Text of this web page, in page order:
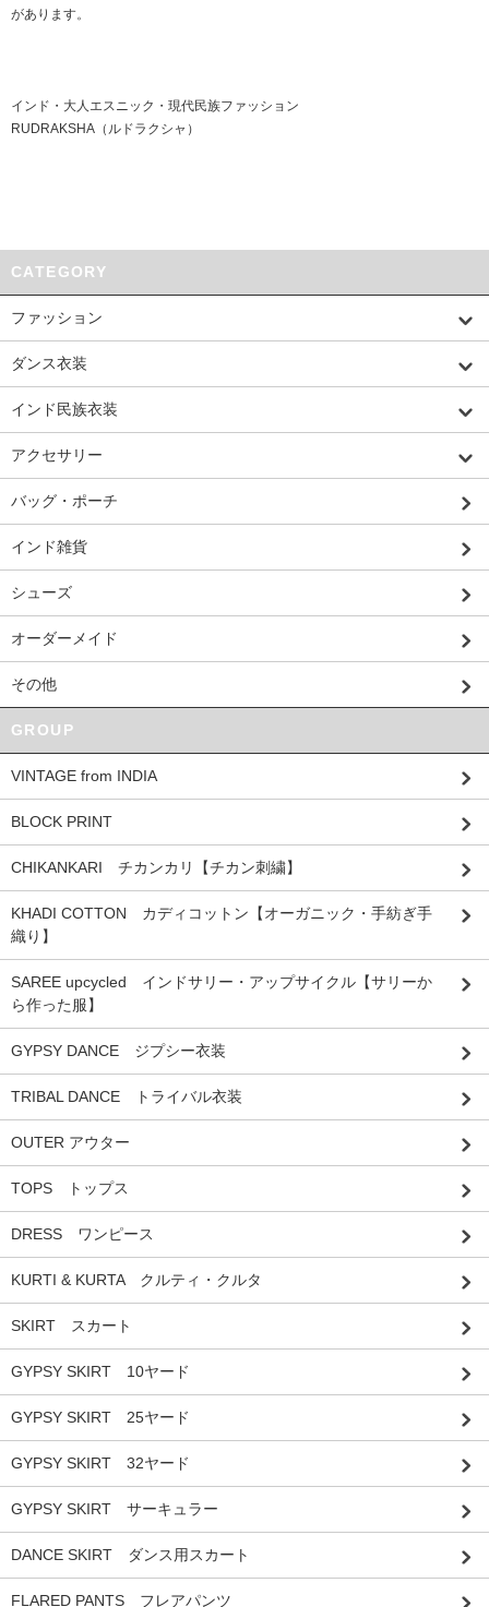
があります。
インド・大人エスニック・現代民族ファッション
RUDRAKSHA（ルドラクシャ）
CATEGORY
ファッション
ダンス衣装
インド民族衣装
アクセサリー
バッグ・ポーチ
インド雑貨
シューズ
オーダーメイド
その他
GROUP
VINTAGE from INDIA
BLOCK PRINT
CHIKANKARI チカンカリ【チカン刺繍】
KHADI COTTON カディコットン【オーガニック・手紡ぎ手
織り】
SAREE upcycled インドサリー・アップサイクル【サリーか
ら作った服】
GYPSY DANCE ジプシー衣装
TRIBAL DANCE トライバル衣装
OUTER アウター
TOPS トップス
DRESS ワンピース
KURTI & KURTA クルティ・クルタ
SKIRT スカート
GYPSY SKIRT 10ヤード
GYPSY SKIRT 25ヤード
GYPSY SKIRT 32ヤード
GYPSY SKIRT サーキュラー
DANCE SKIRT ダンス用スカート
FLARED PANTS フレアパンツ